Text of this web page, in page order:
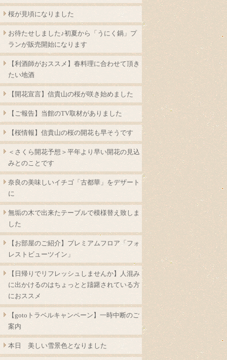
桜が見頃になりました
お待たせしました♪初夏から「うにく鍋」プ
ランが販売開始になります
【利酒師がおススメ】春料理に合わせて頂き
たい地酒
【開花宣言】信貴山の桜が咲き始めました
【ご報告】当館のTV取材がありました
【桜情報】信貴山の桜の開花も早そうです
＜さくら開花予想＞平年より早い開花の見込
みとのことです
奈良の美味しいイチゴ「古都華」をデザート
に
無垢の木で出来たテーブルで模様替え致しま
した
【お部屋のご紹介】プレミアムフロア「フォ
レストビューツイン」
【日帰りでリフレッシュしませんか】人混み
に出かけるのはちょっとと躊躇されている方
におススメ
【gotoトラベルキャンペーン】一時中断のご
案内
本日 美しい雪景色となりました